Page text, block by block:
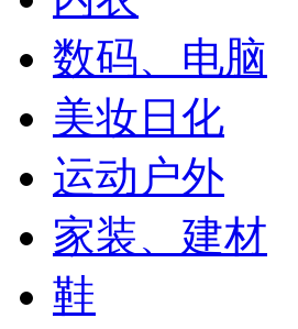
数码、电脑
美妆日化
运动户外
家装、建材
鞋